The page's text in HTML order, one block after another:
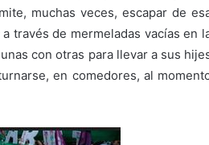
muchas veces, escapar de
través de mermeladas vacías en
con otras para llevar a sus
en comedores, al